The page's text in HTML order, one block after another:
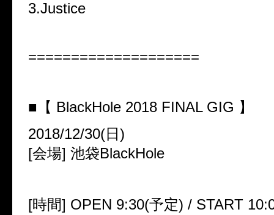
3.Justice
====================
■【 BlackHole 2018 FINAL GIG 】
2018/12/30(日)
[会場] 池袋BlackHole
[時間] OPEN 9:30(予定) / START